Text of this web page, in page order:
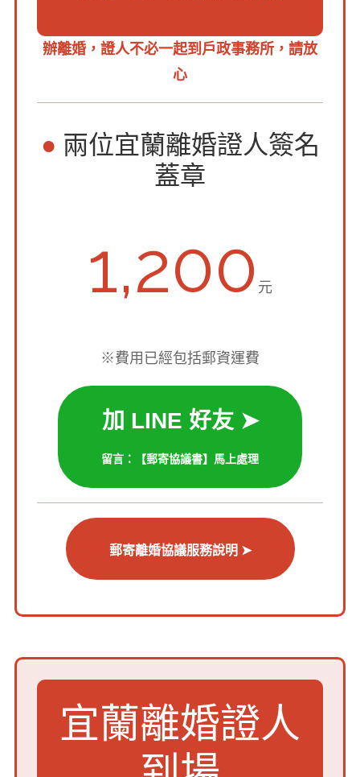
辦離婚，證人不必一起到戶政事務所，請放
心
● 兩位宜蘭離婚證人簽名
蓋章
1,200 元
※費用已經包括郵資運費
加 LINE 好友 ➤
留言：【郵寄協議書】馬上處理
郵寄離婚協議服務說明 ➤
宜蘭離婚證人